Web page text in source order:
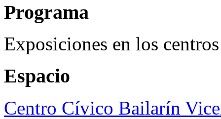
Programa
Exposiciones en los
Espacio
Centro Cívico Bailarín